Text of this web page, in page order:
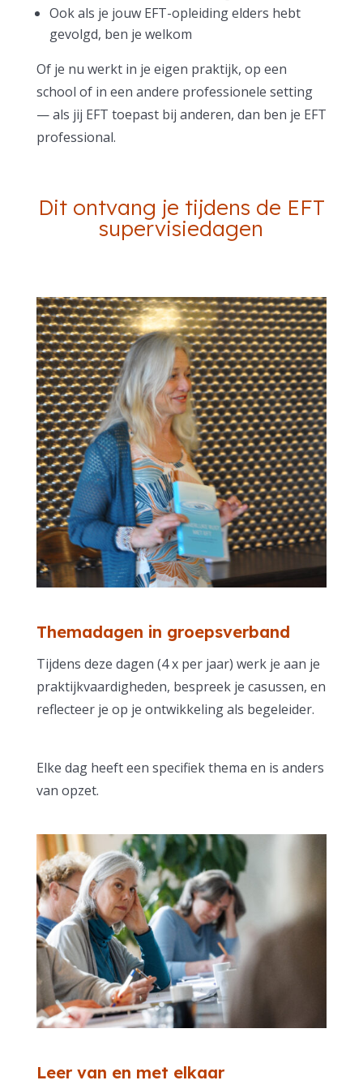
Ook als je jouw EFT-opleiding elders hebt
gevolgd, ben je welkom
Of je nu werkt in je eigen praktijk, op een
school of in een andere professionele setting
— als jij EFT toepast bij anderen, dan ben je EFT
professional.
Dit ontvang je tijdens de EFT
supervisiedagen
Themadagen in groepsverband
Tijdens deze dagen (4 x per jaar) werk je aan je
praktijkvaardigheden, bespreek je casussen, en
reflecteer je op je ontwikkeling als begeleider.
Elke dag heeft een specifiek thema en is anders
van opzet.
Leer van en met elkaar